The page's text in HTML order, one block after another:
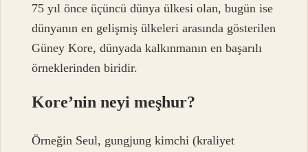
75 yıl önce üçüncü dünya ülkesi olan, bugün ise
dünyanın en gelişmiş ülkeleri arasında gösterilen
Güney Kore, dünyada kalkınmanın en başarılı
örneklerinden biridir.
Kore’nin neyi meşhur?
Örneğin Seul, gungjung kimchi (kraliyet